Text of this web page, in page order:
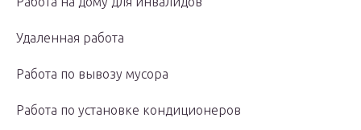
Удаленная работа
Работа по вывозу мусора
Работа по установке кондиционеров